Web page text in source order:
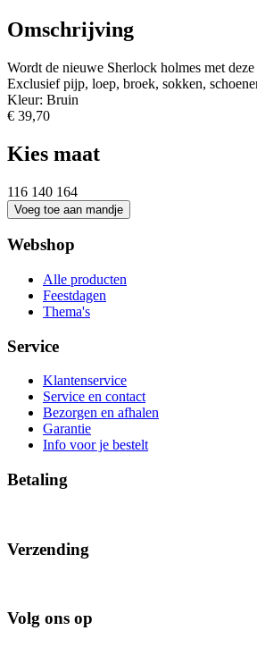
Omschrijving
Wordt de nieuwe Sherlock holmes met
Exclusief pijp, loep, broek, sokken,
Kleur: Bruin
€ 39,70
Kies maat
116 140 164
Webshop
Alle producten
Feestdagen
Thema's
Service
Klantenservice
Service en contact
Bezorgen en afhalen
Garantie
Info voor je bestelt
Betaling
Verzending
Volg ons op